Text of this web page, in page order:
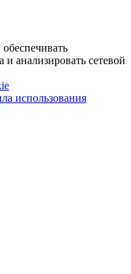
анализировать сетевой
использования